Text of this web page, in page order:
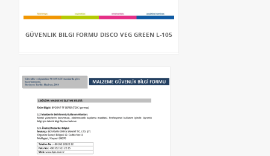
GÜVENLIK BILGI FORMU DISCO VEG GREEN L-105